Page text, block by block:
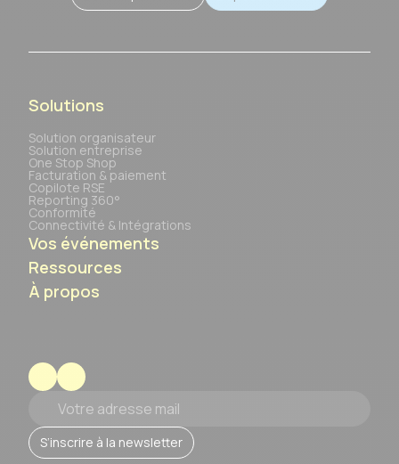
Solutions
Solution organisateur
Solution entreprise
One Stop Shop
Facturation & paiement
Copilote RSE
Reporting 360°
Conformité
Connectivité & Intégrations
Vos événements
Ressources
À propos
Votre adresse mail
S’inscrire à la newsletter